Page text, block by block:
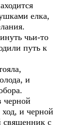
елка,
чьи-то
путь к
и
и черной
священник с